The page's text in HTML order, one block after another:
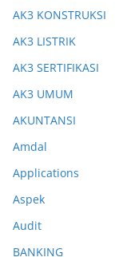
AK3 KONSTRUKSI
AK3 LISTRIK
AK3 SERTIFIKASI
AK3 UMUM
AKUNTANSI
Amdal
Applications
Aspek
Audit
BANKING